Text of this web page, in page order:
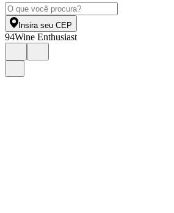
Insira seu CEP
94Wine Enthusiast